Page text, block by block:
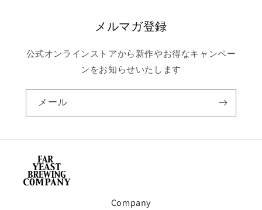
メルマガ登録
公式オンラインストアから新作やお得なキャンペー
ンをお知らせいたします
メール
Company